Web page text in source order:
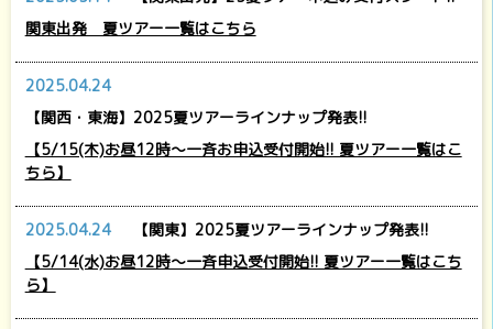
関東出発 夏ツアー一覧はこちら
2025.04.24
【関西・東海】2025夏ツアーラインナップ発表!!
【5/15(木)お昼12時～一斉お申込受付開始!! 夏ツアー一覧はこ
ちら】
2025.04.24
【関東】2025夏ツアーラインナップ発表!!
【5/14(水)お昼12時～一斉申込受付開始!! 夏ツアー一覧はこち
ら】